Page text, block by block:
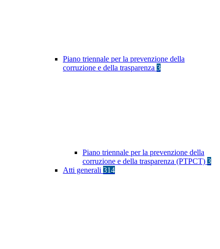
Piano triennale per la prevenzione della
corruzione e della trasparenza 3
Piano triennale per la prevenzione della
corruzione e della trasparenza (PTPCT) 3
Atti generali 314